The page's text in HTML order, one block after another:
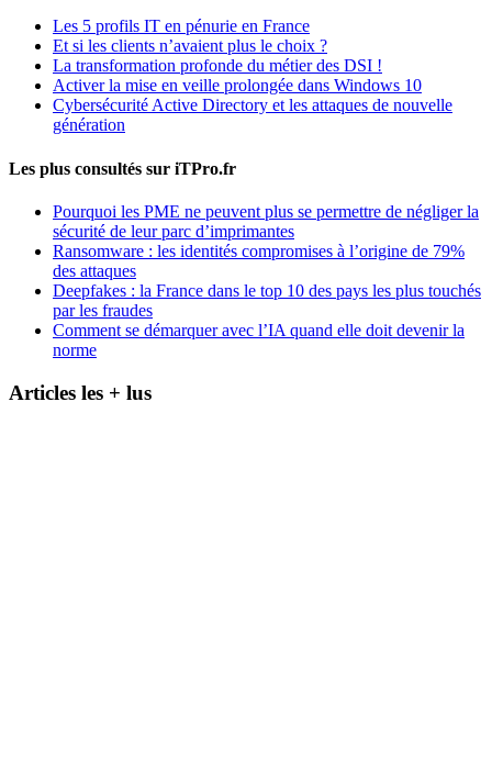
Les 5 profils IT en pénurie en France
Et si les clients n’avaient plus le choix ?
La transformation profonde du métier des DSI !
Activer la mise en veille prolongée dans Windows 10
Cybersécurité Active Directory et les attaques de nouvelle
génération
Les plus consultés sur iTPro.fr
Pourquoi les PME ne peuvent plus se permettre de négliger la
sécurité de leur parc d’imprimantes
Ransomware : les identités compromises à l’origine de 79%
des attaques
Deepfakes : la France dans le top 10 des pays les plus touchés
par les fraudes
Comment se démarquer avec l’IA quand elle doit devenir la
norme
Articles les + lus